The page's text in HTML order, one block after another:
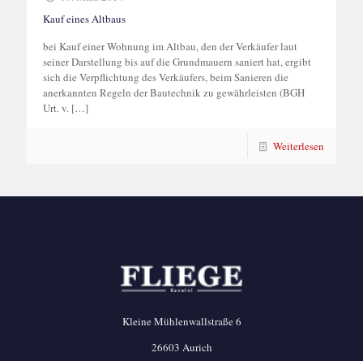
Kauf eines Altbaus
bei Kauf einer Wohnung im Altbau, den der Verkäufer laut
seiner Darstellung bis auf die Grundmauern saniert hat, ergibt
sich die Verpflichtung des Verkäufers, beim Sanieren die
anerkannten Regeln der Bautechnik zu gewährleisten (BGH
Urt. v. […]
Weiterlesen
Kleine Mühlenwallstraße 6
26603 Aurich